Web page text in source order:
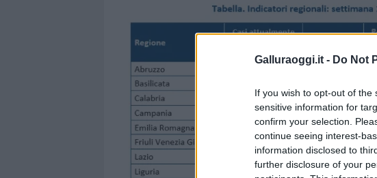
Galluraoggi.it - Do Not
If you wish to opt-out of
sensitive information for
confirm your selection.
continue seeing interest-
information disclosed to
further disclosure of your